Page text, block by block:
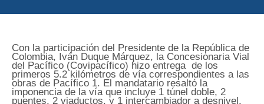
Con la participación del Presidente de la República de
Colombia, Iván Duque Márquez, la Concesionaria Vial
del Pacífico (Covipacífico) hizo entrega de los
primeros 5.2 kilómetros de vía correspondientes a las
obras de Pacífico 1. El mandatario resaltó la
imponencia de la vía que incluye 1 túnel doble, 2
puentes, 2 viaductos, y 1 intercambiador a desnivel.